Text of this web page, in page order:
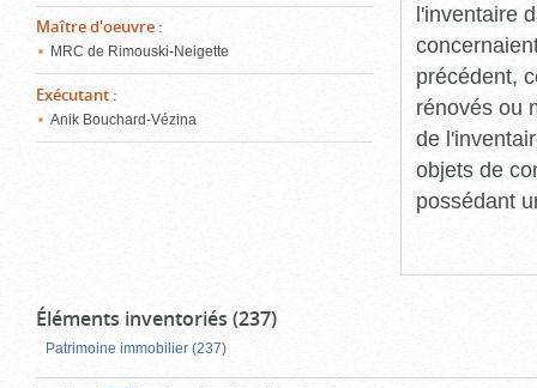
Maître d'oeuvre :
MRC de Rimouski-Neigette
Exécutant :
Anik Bouchard-Vézina
l'inventaire
précédent,
rénovés ou
de
objets de
possédant
Éléments inventoriés (237)
Patrimoine immobilier (237)